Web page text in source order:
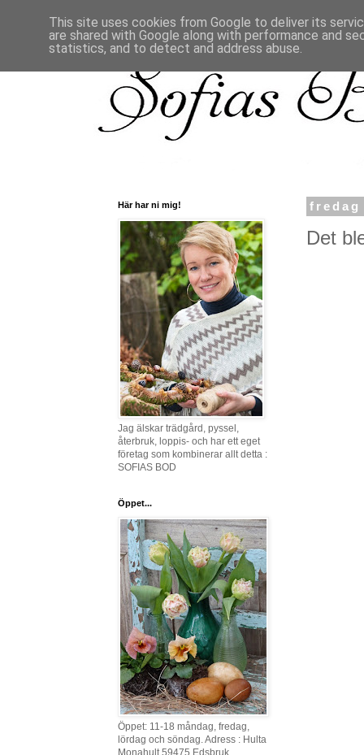
fredag
Det
Här har ni mig!
Jag älskar trädgård, pyssel,
återbruk, loppis- och har ett eget
företag som kombinerar allt detta :
SOFIAS BOD
Öppet...
Öppet: 11-18 måndag, fredag,
lördag och söndag. Adress : Hulta
Monahult 59475 Edsbruk
This site uses cookies from Google to deliver its
are shared with Google along with performance and
statistics, and to detect and address abuse.